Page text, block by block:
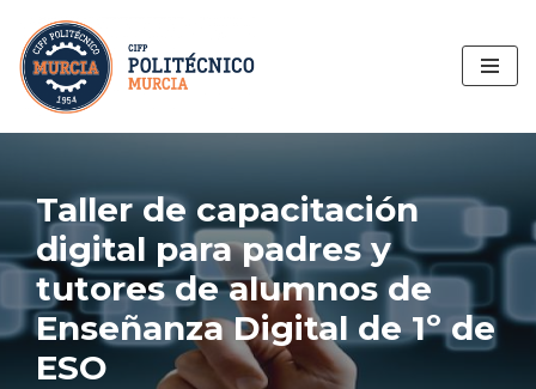
Saltar
al
Taller de capacitación
digital para padres y
tutores de alumnos de
Enseñanza Digital de 1º de
ESO